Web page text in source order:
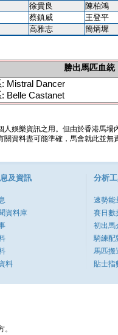
徐貴良 陳柏鴻
蔡鎮威 王登平
高雅志
簡炳墀
勝出馬匹血統
Mistral Dancer
Belle Castanet
娛樂資訊之用。但由於香港馬
資料盡可能準確，馬會就此並
及資訊
資料庫
料
分析
速勢能
賽日數
初出馬
騎練配
馬匹搬
貼士指